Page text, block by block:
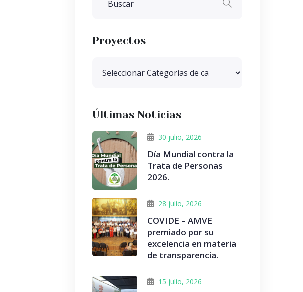
Proyectos
Últimas Noticias
30 julio, 2026
Día Mundial contra la
Trata de Personas
2026.
28 julio, 2026
COVIDE – AMVE
premiado por su
excelencia en materia
de transparencia.
15 julio, 2026